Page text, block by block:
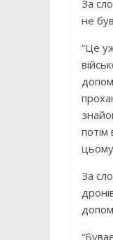
За
не
“Це
потім
За